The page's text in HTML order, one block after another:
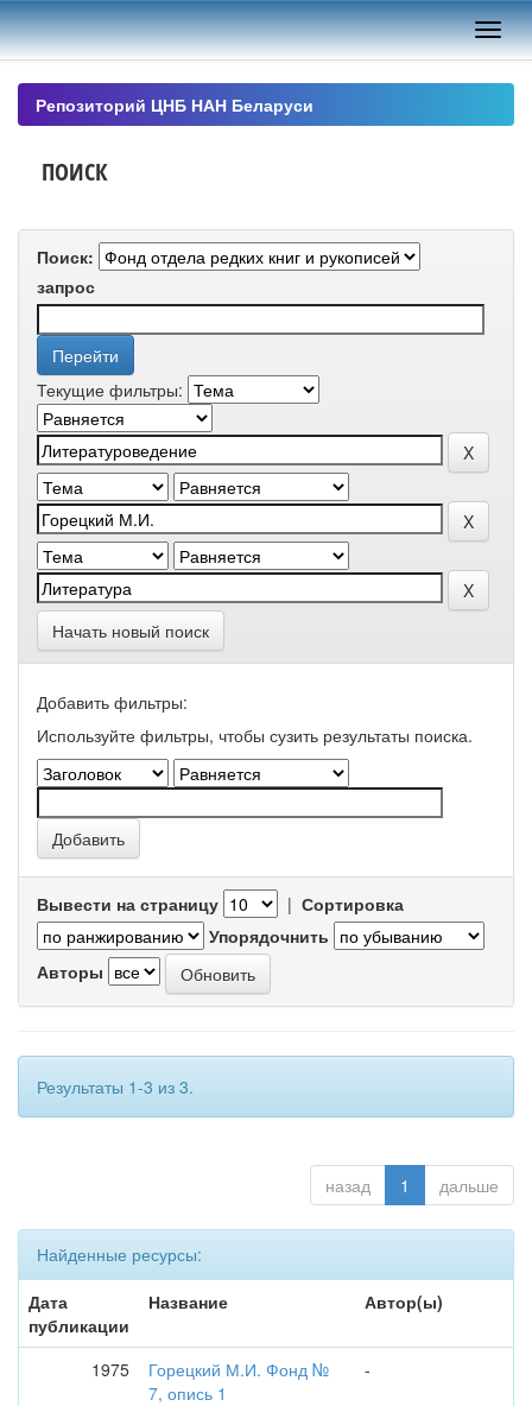
Skip
navigation
Репозиторий ЦНБ НАН Беларуси
ПОИСК
Поиск:
запрос
Текущие фильтры:
Начать новый поиск
Добавить фильтры:
Используйте фильтры, чтобы сузить результаты поиска.
Вывести на страницу | Сортировка
Упорядочнить
Авторы
Результаты 1-3 из 3.
назад 1 дальше
Найденные ресурсы:
Дата
публикации
Название Автор(ы)
1975
Горецкий М.И. Фонд №
7, опись 1
-